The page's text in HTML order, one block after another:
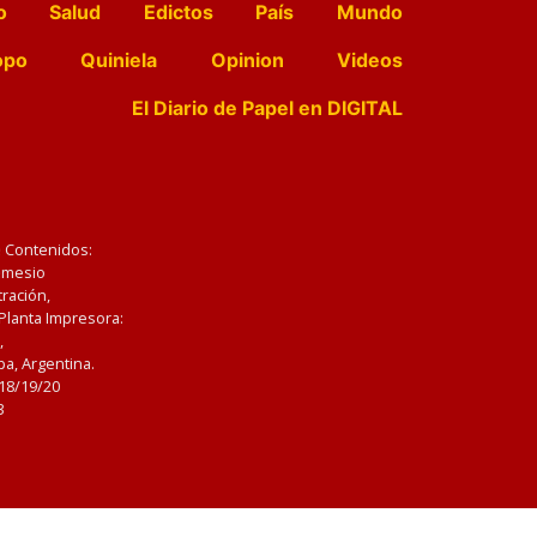
Salud Edictos País
Mundo
Quiniela Opinion
Videos
El Diario de Papel en DIGITAL
Impresora:
Argentina.
19/20